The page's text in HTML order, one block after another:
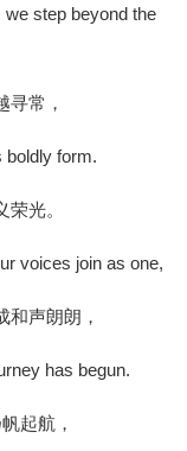
step beyond the
寻常，
boldly form.
光。
voices join as one,
和声朗朗，
has begun.
起航，